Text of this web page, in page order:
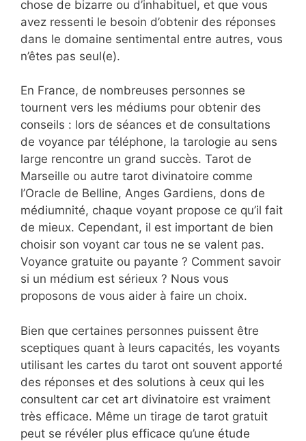
chose de bizarre ou d’inhabituel, et que vous
avez ressenti le besoin d’obtenir des réponses
dans le domaine sentimental entre autres, vous
n’êtes pas seul(e).
En France, de nombreuses personnes se
tournent vers les médiums pour obtenir des
conseils : lors de séances et de consultations
de voyance par téléphone, la tarologie au sens
large rencontre un grand succès. Tarot de
Marseille ou autre tarot divinatoire comme
l’Oracle de Belline, Anges Gardiens, dons de
médiumnité, chaque voyant propose ce qu’il fait
de mieux. Cependant, il est important de bien
choisir son voyant car tous ne se valent pas.
Voyance gratuite ou payante ? Comment savoir
si un médium est sérieux ? Nous vous
proposons de vous aider à faire un choix.
Bien que certaines personnes puissent être
sceptiques quant à leurs capacités, les voyants
utilisant les cartes du tarot ont souvent apporté
des réponses et des solutions à ceux qui les
consultent car cet art divinatoire est vraiment
très efficace. Même un tirage de tarot gratuit
peut se révéler plus efficace qu’une étude